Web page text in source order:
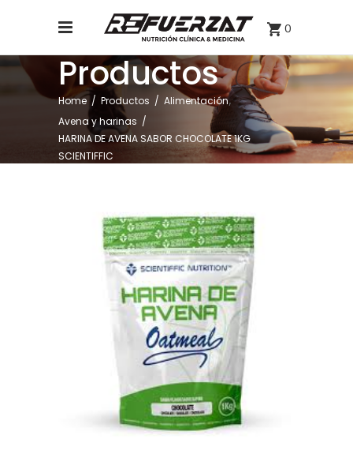
0
Productos
Home / Productos / Alimentación,
Avena y harinas /
HARINA DE AVENA SABOR CHOCOLATE 1KG
SCIENTIFFIC